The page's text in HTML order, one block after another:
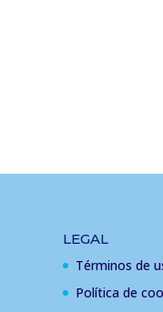
LEGAL
Términos de
Política de